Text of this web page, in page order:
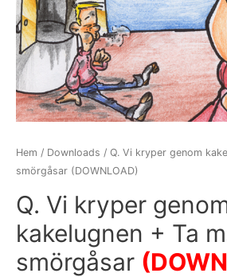
Hem / Downloads / Q. Vi kryper genom
smörgåsar (DOWNLOAD)
Q. Vi kryper
kakelugnen + Ta
smörgåsar